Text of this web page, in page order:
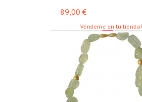
89,00 €
Véndeme en tu tienda!